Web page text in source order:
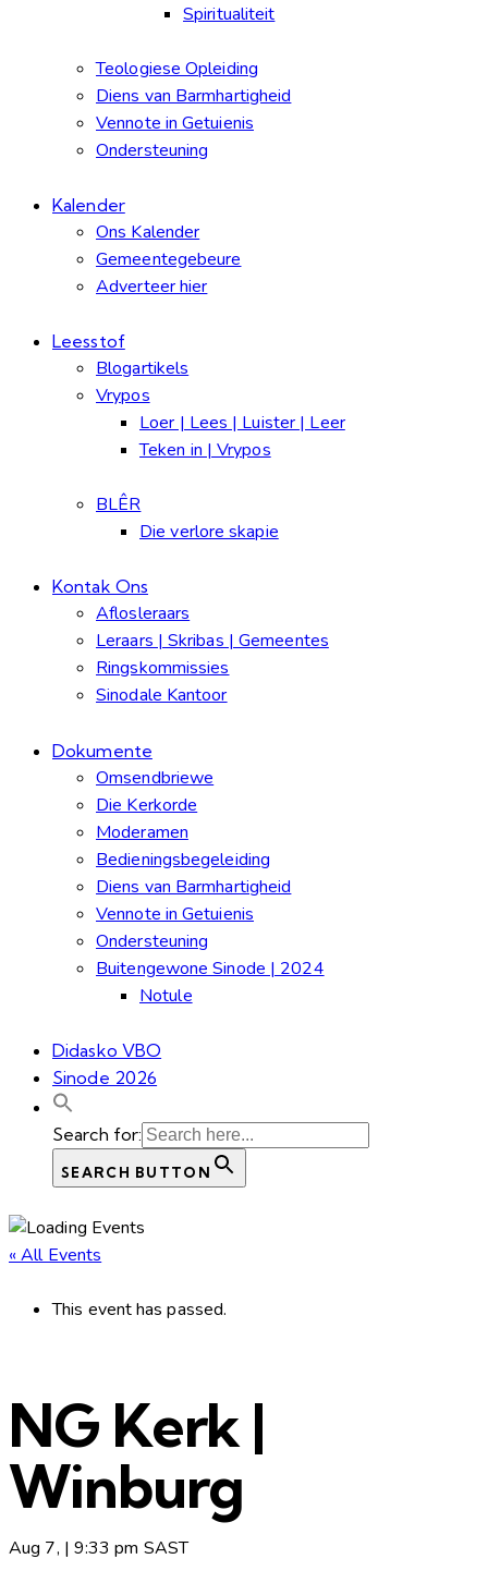
Spiritualiteit
Teologiese Opleiding
Diens van Barmhartigheid
Vennote in Getuienis
Ondersteuning
Kalender
Ons Kalender
Gemeentegebeure
Adverteer hier
Leesstof
Blogartikels
Vrypos
Loer | Lees | Luister | Leer
Teken in | Vrypos
BLÊR
Die verlore skapie
Kontak Ons
Aflosleraars
Leraars | Skribas | Gemeentes
Ringskommissies
Sinodale Kantoor
Dokumente
Omsendbriewe
Die Kerkorde
Moderamen
Bedieningsbegeleiding
Diens van Barmhartigheid
Vennote in Getuienis
Ondersteuning
Buitengewone Sinode | 2024
Notule
Didasko VBO
Sinode 2026
Search for:
SEARCH BUTTON
« All Events
This event has passed.
NG Kerk |
Winburg
Aug 7, | 9:33 pm SAST